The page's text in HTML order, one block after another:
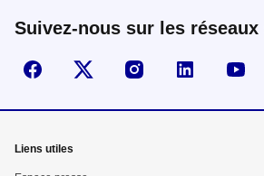
Suivez-nous sur les
Suivez-nous sur Facebook
Visiter la page XVisiter la page
linkedin
Mega
Liens utiles